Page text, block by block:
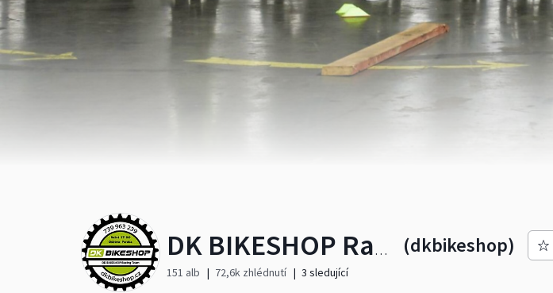
DK BIKESHOP Racing Team (dkbikeshop)
151 alb
72,6k zhlédnutí 3 sledující